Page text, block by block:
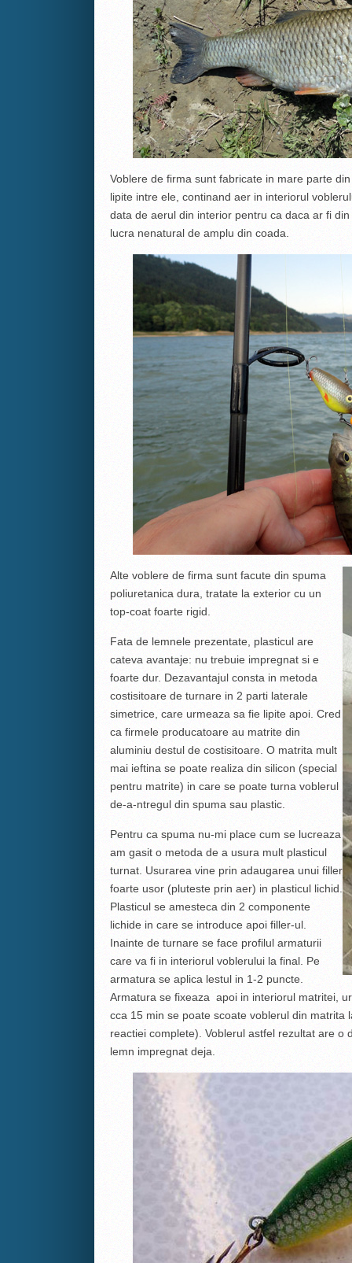
Voblere de firma sunt fabricate in mare parte
lipite intre ele, continand aer in interiorul
data de aerul din interior pentru ca daca ar fi
lucra nenatural de amplu din coada.
Alte voblere de firma sunt facute din spuma
poliuretanica dura, tratate la exterior cu un
top-coat foarte rigid.
Fata de lemnele prezentate, plasticul are
cateva avantaje: nu trebuie impregnat si e
foarte dur. Dezavantajul consta in metoda
costisitoare de turnare in 2 parti laterale
simetrice, care urmeaza sa fie lipite apoi. Cred
ca firmele producatoare au matrite din
aluminiu destul de costisitoare. O matrita mult
mai ieftina se poate realiza din silicon (special
pentru matrite) in care se poate turna voblerul
de-a-ntregul din spuma sau plastic.
Pentru ca spuma nu-mi place cum se lucreaza
am gasit o metoda de a usura mult plasticul
turnat. Usurarea vine prin adaugarea unui filler
foarte usor (pluteste prin aer) in plasticul lichid.
Plasticul se amesteca din 2 componente
lichide in care se introduce apoi filler-ul.
Inainte de turnare se face profilul armaturii
care va fi in interiorul voblerului la final. Pe
armatura se aplica lestul in 1-2 puncte.
Armatura se fixeaza apoi in interiorul matritei,
cca 15 min se poate scoate voblerul din
reactiei complete). Voblerul astfel rezultat are
lemn impregnat deja.